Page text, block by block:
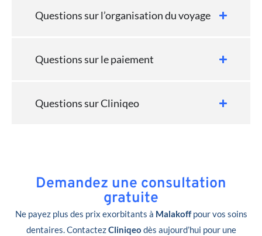
Questions sur l’organisation du voyage
Questions sur le paiement
Questions sur Cliniqeo
Demandez une consultation
gratuite
Ne payez plus des prix exorbitants à Malakoffpour vos soins
dentaires. ContactezCliniqeo dès aujourd’hui pour une